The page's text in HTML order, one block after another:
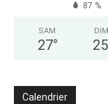
87 %
SAM
27°
DIM
25
Calendrier